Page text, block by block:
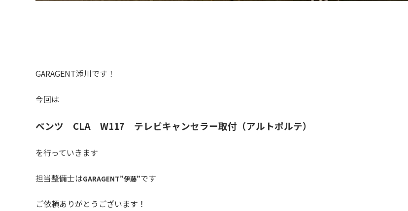
GARAGENT添川です！
今回は
ベンツ CLA W117 テレビキャンセラー取付（アルトポルテ）
を行っていきます
担当整備士はGARAGENT”伊藤”です
ご依頼ありがとうございます！